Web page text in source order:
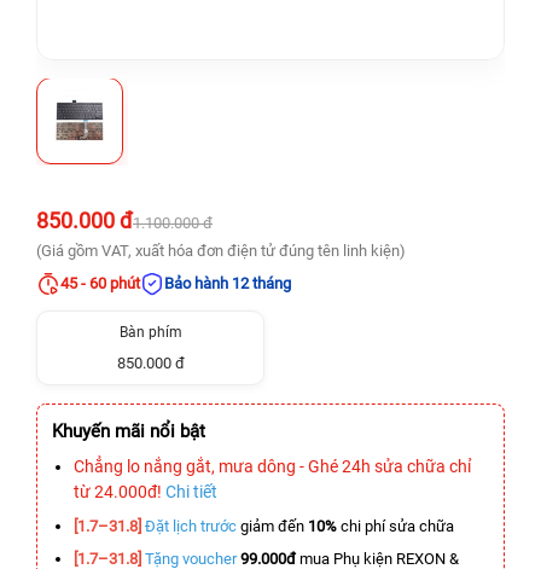
850.000 đ1.100.000 đ
(Giá gồm VAT, xuất hóa đơn điện tử đúng tên linh kiện)
45 - 60 phút
Bảo hành 12 tháng
Bàn phím
850.000 đ
Khuyến mãi nổi bật
Chẳng lo nắng gắt, mưa dông - Ghé 24h sửa chữa chỉ
từ 24.000đ! Chi tiết
[1.7–31.8] Đặt lịch trước giảm đến 10% chi phí sửa chữa
[1.7–31.8] Tặng voucher 99.000đmua Phụ kiện REXON &